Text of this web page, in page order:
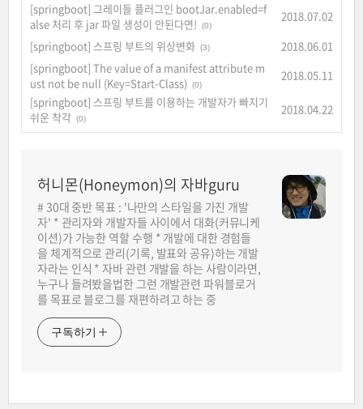
[springboot] 그레이들 플러그인 bootJar.enabled=f
alse 처리 후 jar 파일 생성이 안된다면!
(0)
2018.07.02
[springboot] 스프링 부트의 위상변화 (3)
2018.06.01
[springboot] The value of a manifest attribute m
ust not be null (Key=Start-Class)
(0)
2018.05.11
[springboot] 스프링 부트를 이용하는 개발자가 빠지기
쉬운 착각 (0)
2018.04.22
허니몬(Honeymon)의 자바guru
# 30대 중반 목표 : '나만의 스타일을 가진 개발
자' * 관리자와 개발자들 사이에서 대화(커뮤니케
이션)가 가능한 역할 수행 * 개발에 대한 경험들
을 체계적으로 관리(기록, 발표와 공유)하는 개발
자라는 인식 * 자바 관련 개발을 하는 사람이라면,
누구나 들려봤을법한 그런 개발관련 파워블로거
를 목표로 블로그를 재편하려고 하는 중
구독하기